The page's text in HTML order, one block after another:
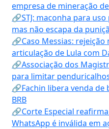
empresa de mineração
🔗STJ: maconha para
mas não escapa da
🔗Caso Messias:
articulação de Lula com
🔗Associação dos
para limitar
🔗Fachin libera venda de
BRB
🔗Corte Especial
WhatsApp é inválida em